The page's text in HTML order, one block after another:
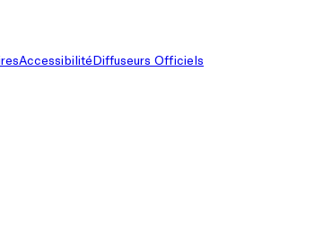
AccessibilitéDiffuseurs Officiels